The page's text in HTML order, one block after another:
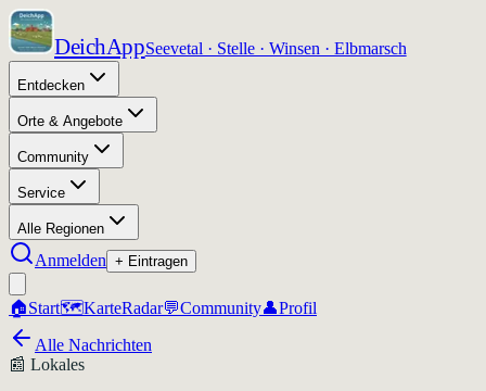
DeichAppSeevetal · Stelle · Winsen · Elbmarsch
Entdecken
Orte & Angebote
Community
Service
Alle Regionen
Anmelden + Eintragen
🏠Start🗺️KarteRadar💬Community👤Profil
Alle Nachrichten
📰 Lokales